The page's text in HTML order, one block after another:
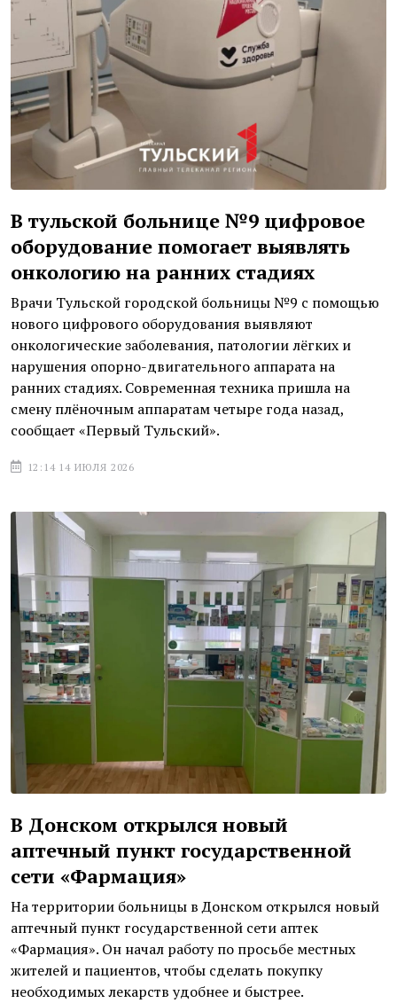
В тульской больнице №9 цифровое
оборудование помогает выявлять
онкологию на ранних стадиях
Врачи Тульской городской больницы №9 с помощью
нового цифрового оборудования выявляют
онкологические заболевания, патологии лёгких и
нарушения опорно-двигательного аппарата на
ранних стадиях. Современная техника пришла на
смену плёночным аппаратам четыре года назад,
сообщает «Первый Тульский».
12:14 14 ИЮЛЯ 2026
В Донском открылся новый
аптечный пункт государственной
сети «Фармация»
На территории больницы в Донском открылся новый
аптечный пункт государственной сети аптек
«Фармация». Он начал работу по просьбе местных
жителей и пациентов, чтобы сделать покупку
необходимых лекарств удобнее и быстрее.